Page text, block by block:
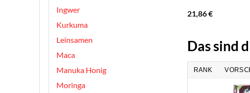
Ingwer
Kurkuma
Leinsamen
Maca
Manuka Honig
Moringa
21,86€
Das sind
RANK